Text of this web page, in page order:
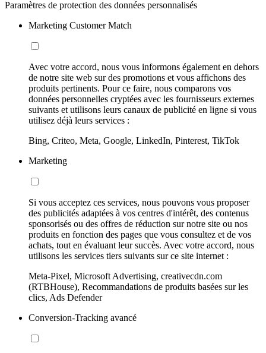
Paramètres de protection des données personnalisés
Marketing Customer Match
Avec votre accord, nous vous informons également en dehors
de notre site web sur des promotions et vous affichons des
produits pertinents. Pour ce faire, nous comparons vos
données personnelles cryptées avec les fournisseurs externes
suivants et utilisons leurs canaux de publicité en ligne si vous
utilisez déjà leurs services :
Bing, Criteo, Meta, Google, LinkedIn, Pinterest, TikTok
Marketing
Si vous acceptez ces services, nous pouvons vous proposer
des publicités adaptées à vos centres d'intérêt, des contenus
sponsorisés ou des offres de réduction sur notre site ou nos
produits en fonction des pages que vous consultez et de vos
achats, tout en évaluant leur succès. Avec votre accord, nous
utilisons les services tiers suivants sur ce site internet :
Meta-Pixel, Microsoft Advertising, creativecdn.com
(RTBHouse), Recommandations de produits basées sur les
clics, Ads Defender
Conversion-Tracking avancé